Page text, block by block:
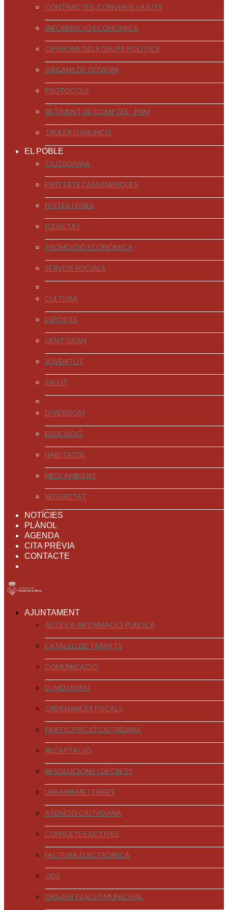
CONTRACTES, CONVENIS I AJUTS
INFORMACIÓ ECONÒMICA
OPINIONS DELS GRUPS POLÍTICS
ÒRGANS DE GOVERN
PROTOCOLS
RETIMENT DE COMPTES - PAM
TAULER D'ANUNCIS
EL POBLE
CIUTADANIA
ENTITATS CASSANENQUES
FESTES I FIRES
IGUALTAT
PROMOCIÓ ECONÒMICA
SERVEIS SOCIALS
CULTURA
ESPORTS
GENT GRAN
JOVENTUT
SALUT
DIVER[SOS]
EDUCACIÓ
HABITATGE
MEDI AMBIENT
SEGURETAT
NOTÍCIES
PLÀNOL
AGENDA
CITA PRÈVIA
CONTACTE
AJUNTAMENT
ACCÉS A INFORMACIÓ PÚBLICA
CATÀLEG DE TRÀMITS
COMUNICACIÓ
EL MEU ESPAI
ORDENANCES FISCALS
PARTICIPACIÓ CIUTADANA
RECAPTACIÓ
RESOLUCIONS I DECRETS
URBANISME I OBRES
ATENCIÓ CIUTADANA
CONSULTES ACTIVES
FACTURA ELECTRÒNICA
ODS
ORGANITZACIÓ MUNICIPAL